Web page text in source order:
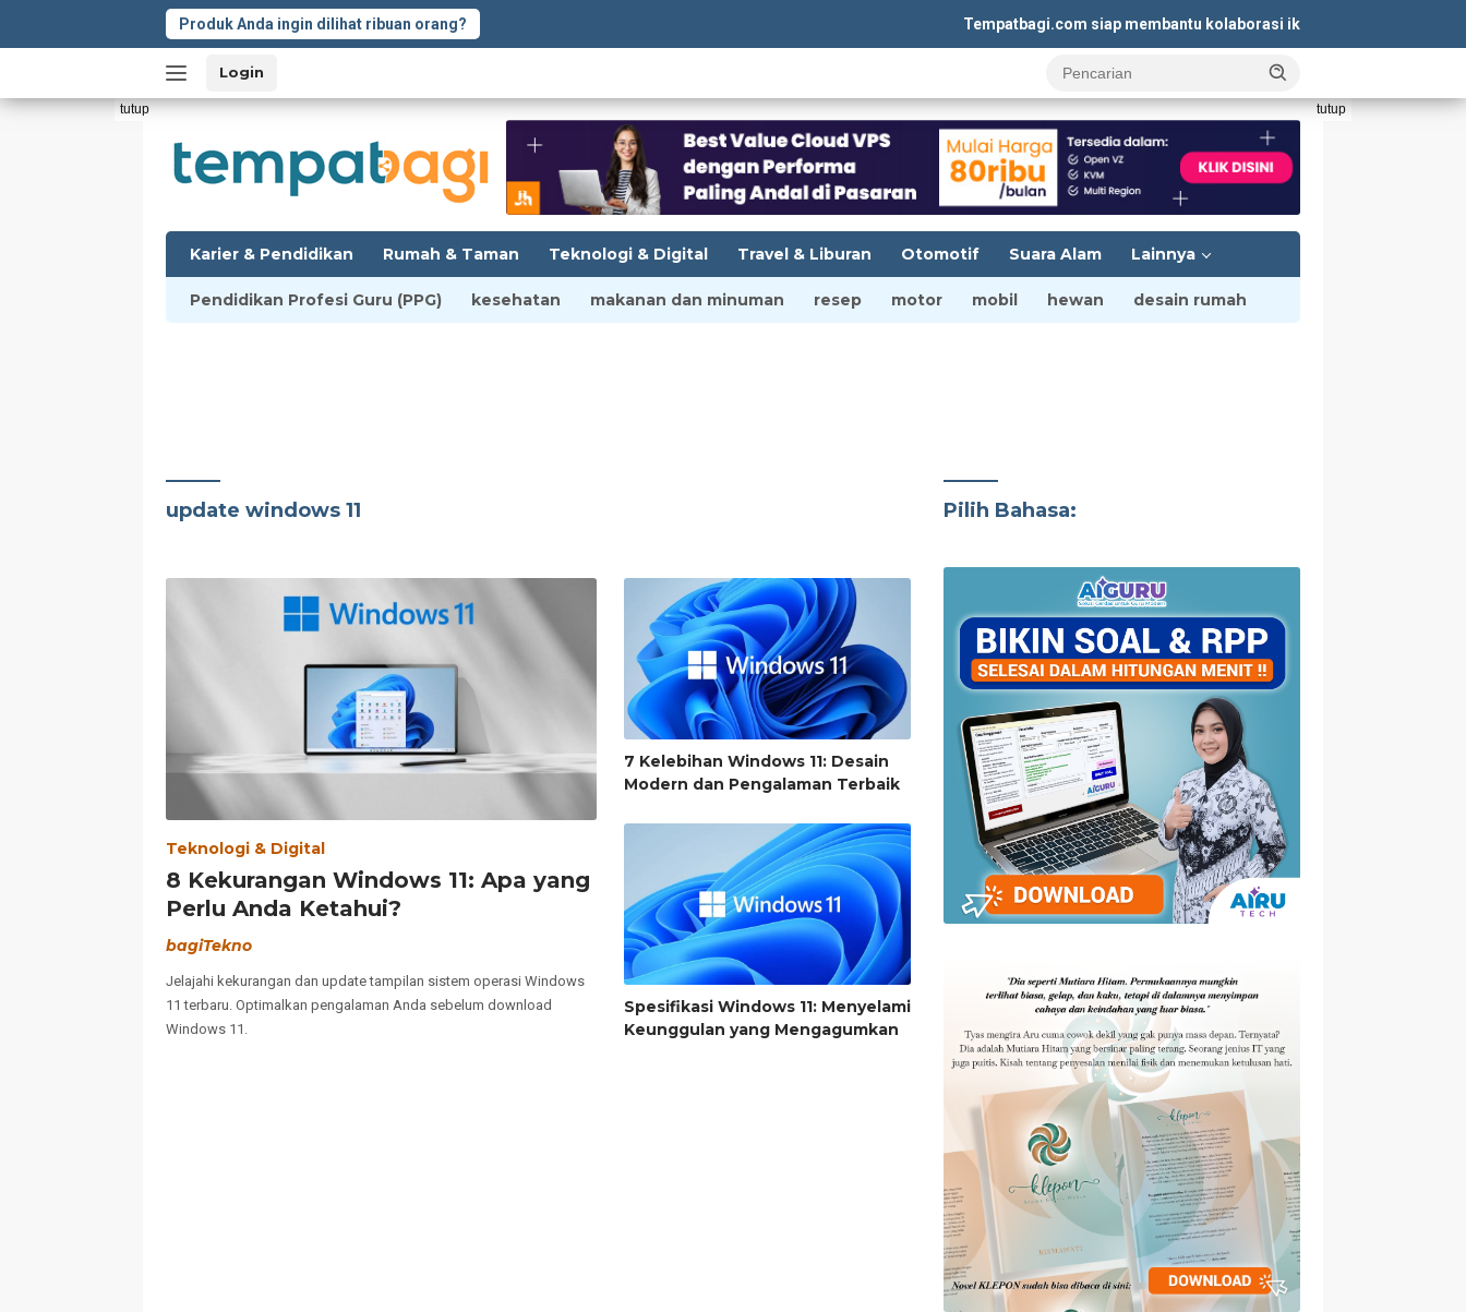
Produk Anda ingin dilihat ribuan orang? Tempatbagi.com siap membantu kolaborasi iklan yang menguntungkan.
Login
tutup tutup
Karier & Pendidikan Rumah & Taman Teknologi & Digital Travel & Liburan Otomotif Suara Alam Lainnya
Pendidikan Profesi Guru (PPG) kesehatan makanan dan minuman resep motor mobil hewan desain rumah
update windows 11
Teknologi & Digital
8 Kekurangan Windows 11: Apa yang
Perlu Anda Ketahui?
bagiTekno
Jelajahi kekurangan dan update tampilan sistem operasi Windows
11 terbaru. Optimalkan pengalaman Anda sebelum download
Windows 11.
7 Kelebihan Windows 11: Desain
Modern dan Pengalaman Terbaik
Spesifikasi Windows 11: Menyelami
Keunggulan yang Mengagumkan
Pilih Bahasa: